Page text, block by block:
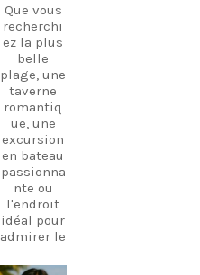
Que vous
recherchi
ez la plus
belle
plage, une
taverne
romantiq
ue, une
excursion
en bateau
passionna
nte ou
l'endroit
idéal pour
admirer le
de soleil,